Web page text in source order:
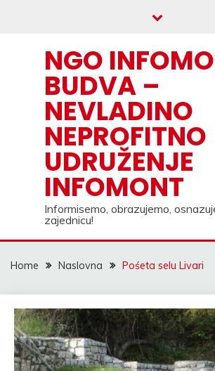
NGO
BUDVA –
NEVLADINO
NEPROFITNO
UDRUŽENJE
INFOMONT
Informisemo, obrazujemo,
zajednicu!
Home Naslovna Pośeta selu Livari